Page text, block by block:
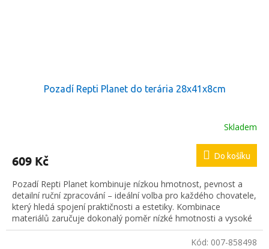
Pozadí Repti Planet do terária 28x41x8cm
Skladem
609 Kč Do košíku
Pozadí Repti Planet kombinuje nízkou hmotnost, pevnost a
detailní ruční zpracování – ideální volba pro každého chovatele,
který hledá spojení praktičnosti a estetiky. Kombinace
materiálů zaručuje dokonalý poměr nízké hmotnosti a vysoké
odolnosti.
Kód: 007-858498